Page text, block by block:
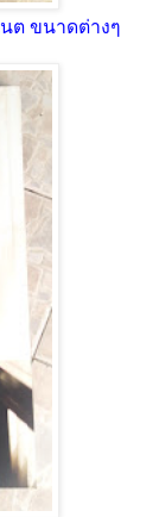
ต ขนาดต่างๆ